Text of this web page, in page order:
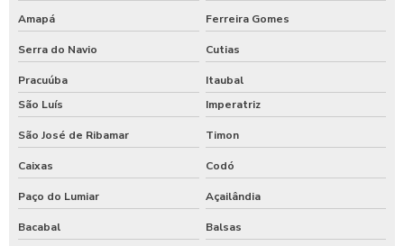
Amapá Ferreira Gomes
Serra do Navio Cutias
Pracuúba
Itaubal
São Luís
Imperatriz
São José de Ribamar Timon
Caixas Codó
Paço do Lumiar Açailândia
Bacabal Balsas